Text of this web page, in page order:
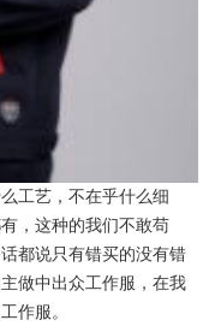
工艺，不在乎什么细
，这种的我们不敢苟
都说只有错买的没有错
做中出众工作服，在我
作服。